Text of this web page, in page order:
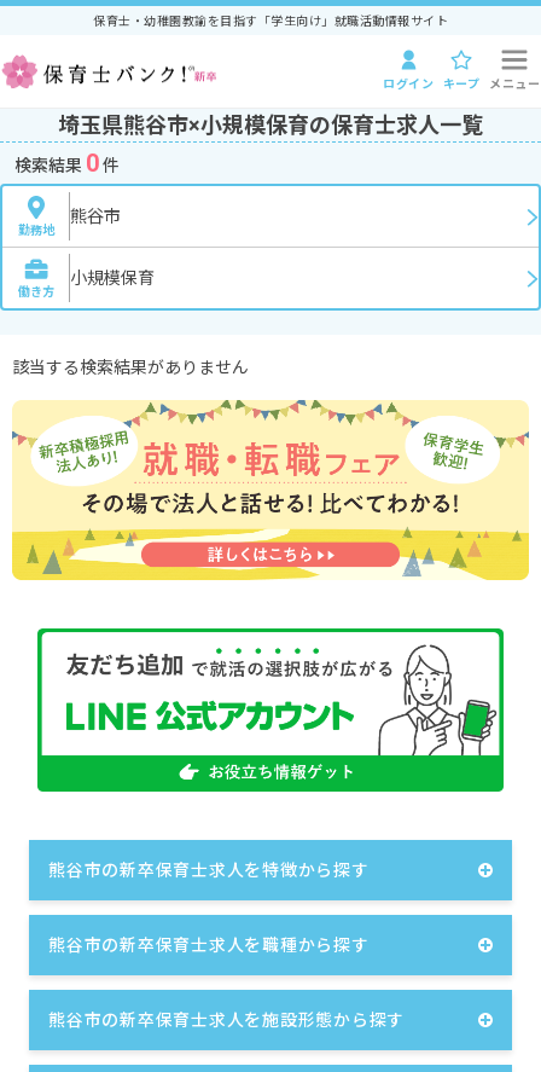
保育士・幼稚園教諭を目指す「学生向け」就職活動情報サイト
ログイン キープ メニュー
埼玉県熊谷市×小規模保育の保育士求人一覧
検索結果 0件
勤務地
熊谷市
働き方
小規模保育
該当する検索結果がありません
熊谷市の新卒保育士求人を特徴から探す
熊谷市の新卒保育士求人を職種から探す
熊谷市の新卒保育士求人を施設形態から探す